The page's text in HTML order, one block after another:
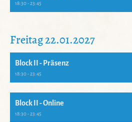
18:30 - 23:45
Freitag 22.01.2027
Block II - Präsenz
18:30 - 23:45
Block II - Online
18:30 - 23:45